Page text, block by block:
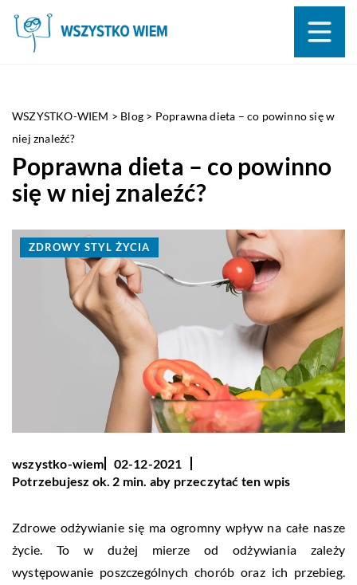
WSZYSTKO-WIEM > Blog > Poprawna dieta – co powinno się w
niej znaleźć?
Poprawna dieta – co powinno
się w niej znaleźć?
ZDROWY STYL ŻYCIA
wszystko-wiem
02-12-2021
Potrzebujesz ok. 2 min. aby przeczytać ten wpis
Zdrowe odżywianie się ma ogromny wpływ na całe nasze
życie. To w dużej mierze od odżywiania zależy
występowanie poszczególnych chorób oraz ich przebieg.